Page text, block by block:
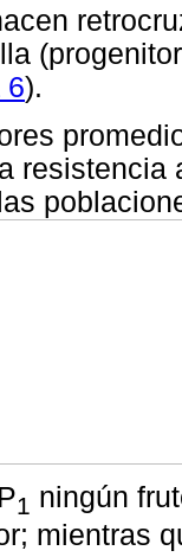
6).
resistencia
1 ningún
mientras